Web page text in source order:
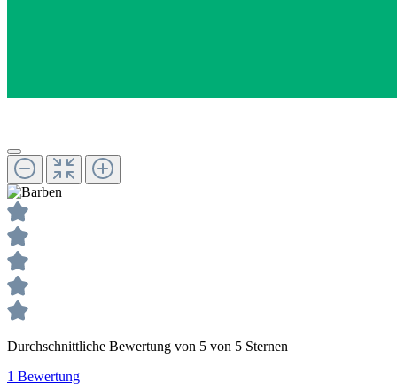
Durchschnittliche Bewertung von 5 von 5 Sternen
1 Bewertung